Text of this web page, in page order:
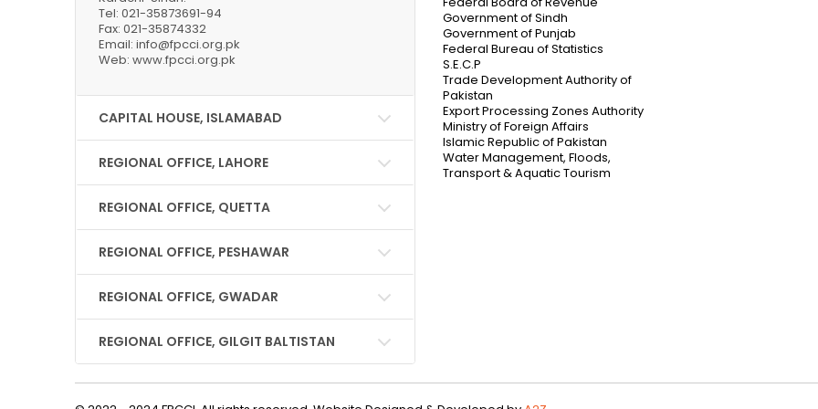
Tel: 021-35873691-94
Fax: 021-35874332
Email: info@fpcci.org.pk
Web: www.fpcci.org.pk
CAPITAL HOUSE, ISLAMABAD
REGIONAL OFFICE, LAHORE
REGIONAL OFFICE, QUETTA
REGIONAL OFFICE, PESHAWAR
REGIONAL OFFICE, GWADAR
REGIONAL OFFICE, GILGIT BALTISTAN
Government of Sindh
Government of Punjab
Federal Bureau of Statistics
S.E.C.P
Trade Development Authority of
Pakistan
Export Processing Zones Authority
Ministry of Foreign Affairs
Islamic Republic of Pakistan
Water Management, Floods,
Transport & Aquatic Tourism